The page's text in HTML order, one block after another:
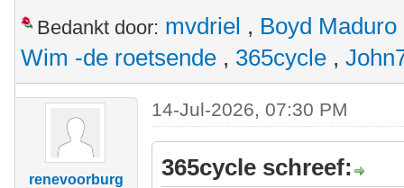
Bedankt door: mvdriel , Boyd Maduro
Wim -de roetsende , 365cycle ,
renevoorburg
14-Jul-2026, 07:30 PM
365cycle schreef: